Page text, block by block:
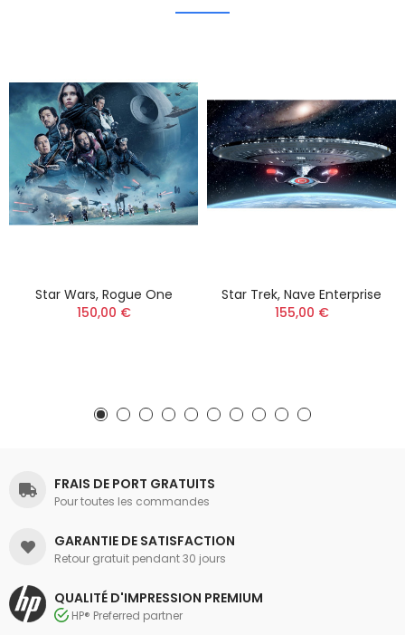
Star Wars, Rogue One
150,00 €
Star Trek, Nave Enterprise
155,00 €
FRAIS DE PORT GRATUITS
Pour toutes les commandes
GARANTIE DE SATISFACTION
Retour gratuit pendant 30 jours
QUALITÉ D'IMPRESSION PREMIUM
HP® Preferred partner